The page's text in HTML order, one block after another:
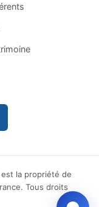
la propriété de
Tous droits